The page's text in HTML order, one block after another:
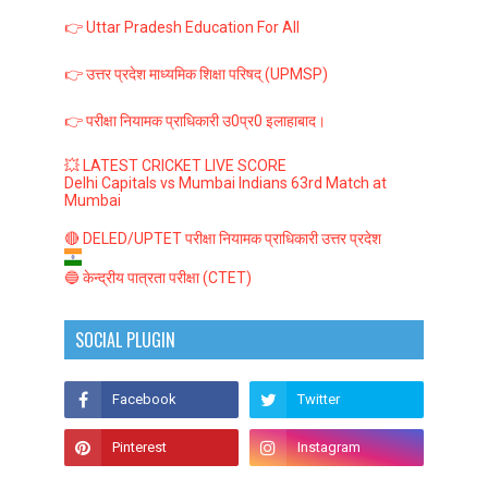
👉 Uttar Pradesh Education For All
👉 उत्तर प्रदेश माध्यमिक शिक्षा परिषद् (UPMSP)
👉 परीक्षा नियामक प्राधिकारी उ0प्र0 इलाहाबाद।
💥 LATEST CRICKET LIVE SCORE
Delhi Capitals vs Mumbai Indians 63rd Match at
Mumbai
🔴 DELED/UPTET परीक्षा नियामक प्राधिकारी उत्तर प्रदेश
🔵 केन्द्रीय पात्रता परीक्षा (CTET)
SOCIAL PLUGIN